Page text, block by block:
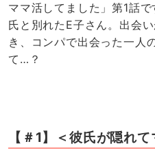
ママ活してました」第1話
氏と別れたE子さん。出会
き、コンパで出会った一人
て…？
【＃1】＜彼氏が隠れ